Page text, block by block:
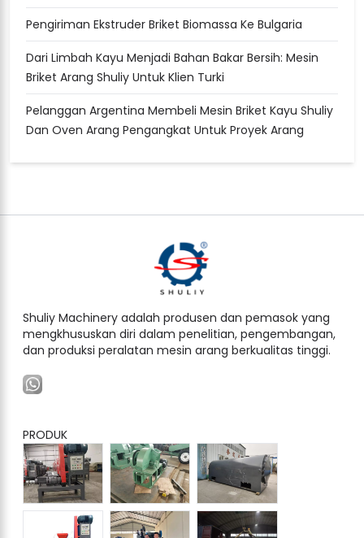
Pengiriman Ekstruder Briket Biomassa Ke Bulgaria
Dari Limbah Kayu Menjadi Bahan Bakar Bersih: Mesin
Briket Arang Shuliy Untuk Klien Turki
Pelanggan Argentina Membeli Mesin Briket Kayu Shuliy
Dan Oven Arang Pengangkat Untuk Proyek Arang
Shuliy Machinery adalah produsen dan pemasok yang
mengkhususkan diri dalam penelitian, pengembangan,
dan produksi peralatan mesin arang berkualitas tinggi.
PRODUK